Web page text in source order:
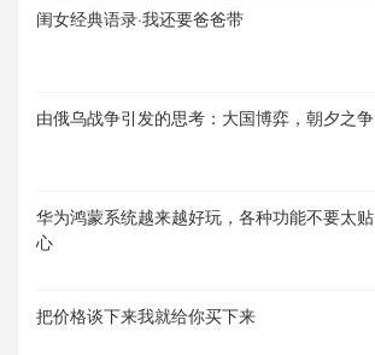
闺女经典语录·我还要爸爸带
由俄乌战争引发的思考：大国博弈，朝夕之争
华为鸿蒙系统越来越好玩，各种功能不要太贴
心
把价格谈下来我就给你买下来